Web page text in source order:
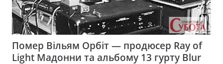
Помер Вільям Орбіт — продюсер Ray of
Light Мадонни та альбому 13 гурту Blur